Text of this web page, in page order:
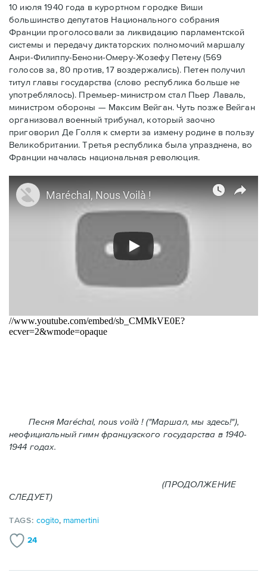
10 июля 1940 года в курортном городке Виши
большинство депутатов Национального собрания
Франции проголосовали за ликвидацию парламентской
системы и передачу диктаторских полномочий маршалу
Анри-Филиппу-Бенони-Омеру-Жозефу Петену (569
голосов за, 80 против, 17 воздержались). Петен получил
титул главы государства (слово республика больше не
употреблялось). Премьер-министром стал Пьер Лаваль,
министром обороны — Максим Вейган. Чуть позже Вейган
организовал военный трибунал, который заочно
приговорил Де Голля к смерти за измену родине в пользу
Великобритании. Третья республика была упразднена, во
Франции началась национальная революция.
Песня Maréchal, nous voilà ! ("Маршал, мы здесь!"),
неофициальный гимн французского государства в 1940-
1944 годах.
(ПРОДОЛЖЕНИЕ
СЛЕДУЕТ)
TAGS:cogito, mamertini
24